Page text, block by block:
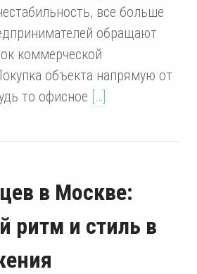
все больше
обращают
коммерческой
объекта напрямую от
то офисное […]
в Москве:
ритм и стиль в